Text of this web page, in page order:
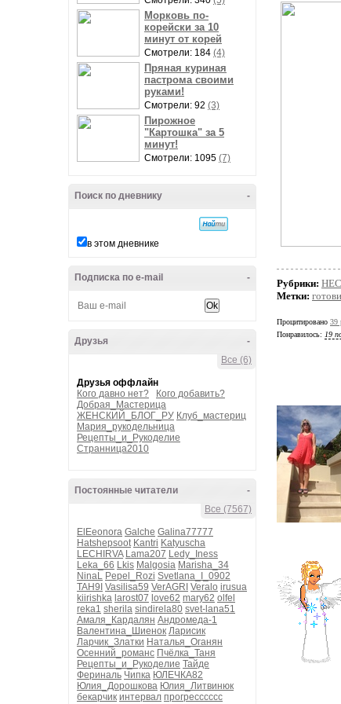
Морковь по-
корейски за 10
минут от корей
Смотрели: 184 (4)
Пряная куриная
пастрома своими
руками!
Смотрели: 92 (3)
Пирожное
"Картошка" за 5
минут!
Смотрели: 1095 (7)
-
Поиск по дневнику
в этом дневнике
-
Подписка по e-mail
-
Друзья
Все (6)
Друзья оффлайн
Кого давно нет?
Кого добавить?
Добрая_Мастерица
ЖЕНСКИЙ_БЛОГ_РУ Клуб_мастериц
Мария_рукодельница
Рецепты_и_Рукоделие
Странница2010
-
Постоянные читатели
Все (7567)
ElEeonora Galche Galina77777
Hatshepsoot Kantri Katyuscha
LECHIRVA Lama207 Ledy_Iness
Leka_66 Lkis Malgosia Marisha_34
NinaL Pepel_Rozi Svetlana_I_0902
TAH9I Vasilisa59 VerAGRI Veralo irusua
kiirishka larost07 love62 mary62 olfel
reka1 sherila sindirela80 svet-lana51
Амаля_Кардалян Андромеда-1
Валентина_Шиенок Ларисик
Ларчик_Златки Наталья_Оганян
Осенний_романс Пчёлка_Таня
Рецепты_и_Рукоделие Тайде
Фериналь Чипка ЮЛЕЧКА82
Юлия_Дорошкова Юлия_Литвинюк
бекарчик интервал прогресссссс
Рубрики:
Метки:
Процитировано 39
Понравилось: 19